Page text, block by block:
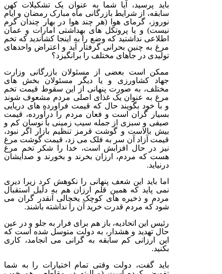
باید پرسید، آیا شما به عنوان یک تشکیلات کهن
سابقه، از شرایط بازرگانی ماه مبارک رمضان و ایام
نوروز، گرمای هوا (هر چند هوا در بهار چندان گرم
نیست) و یا پروتکل های بهداشتی امارات و عمان
اطلاعی نداشتید که وضع را به اینجا کشاندید که تخم
مرغ به چنین بحرانی گرفتار آید و اعتراض واحدهای
تولیدی در جاهای مختلف را برانگیزد؟
ممکن است بعضی از مسئولان بازرگانی وزارت
جهاد کشاورزی و یا دیگر مسئولان بخش های
مختلف، به صورت پنهانی از این سقوط قیمت تخم
مرغ به عنوان یک غذای اصلی مردم مشعوف شوند
و با خود بگویند حال که قیمت فراورده های دریایی
بسیار گران است و فعان مردم را درآورده، قیمت
صیفی و سبزی از جمله سیب زمینی با نوسان کم و
بیش بالاست و گوشت قرمز تنظیم بازار اگر نبود،
قیمت آزاد آن سر به فلک می زد، قیمت گوشت مرغ
نیز در حال افزابش است، خدا را شکر تخم مرغ
هست که مردم، ارزان بخرند و بخورند و صدایشان
درنیاید.
اما باید این شعف پنهانی را نکوهش کرد زیرا دیری
نمی پاید که همین قلم ارزان هم به دلیل استقبال
مردم و ذخیره های کوچک یخچالی آنقدر گران می
شود که مردم قدرت خرید آن را نداشته باشند.
رئیس این اتحادیه، باز هم برای فرار به جلو و در عین
حال تهدید و هشدار، به دولت متوسل شده است که
این ارزانی کم سابقه به گرانی می انجامد، کاری
بکنید.
باید گفت، دولت وقتی تمام اختیارات را به شما